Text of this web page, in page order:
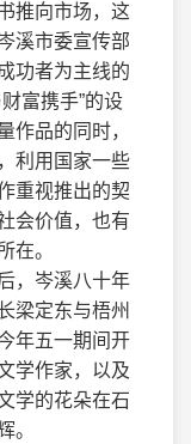
推向市场，这
溪市委宣传部
功者为主线的
富携手”的设
作品的同时，
利用国家一些
重视推出的契
会价值，也有
在。
，岑溪八十年
梁定东与梧州
年五一期间开
学作家，以及
学的花朵在石
。